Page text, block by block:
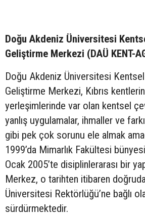
Doğu Akdeniz Üniversitesi
Geliştirme Merkezi (DAÜ KENT-
Doğu Akdeniz Üniversitesi
Geliştirme Merkezi, Kıbrıs
yerleşimlerinde var olan kentsel
yanlış uygulamalar, ihmaller ve
gibi pek çok sorunu ele almak
1999’da Mimarlık Fakültesi
Ocak 2005’te disiplinlerarası bir
Merkez, o tarihten itibaren
Üniversitesi Rektörlüğü’ne bağlı
sürdürmektedir.